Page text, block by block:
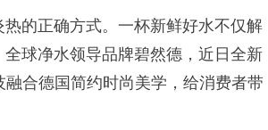
的正确方式。一杯新鲜好水不仅解
球净水领导品牌碧然德，近日全新
合德国简约时尚美学，给消费者带